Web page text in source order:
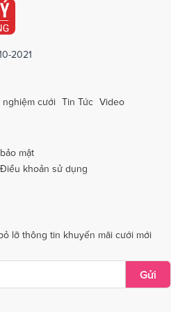
Dịch vụ cưới tại Sơn La
Dịch vụ cưới tại Thanh Hóa
Dịch vụ cưới tại Trà Vinh
Dịch vụ cưới tại Vĩnh Long
Dịch vụ cưới tại Bắc Giang
2021
nghiệm cưới Tin Tức Video
mật
Điều khoản sử dụng
lỡ thông tin khuyến mãi cưới mới
Gửi